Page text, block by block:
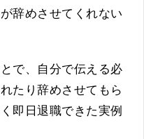
辞めさせてくれない
で、自分で伝える必
たり辞めさせてもら
即日退職できた実例